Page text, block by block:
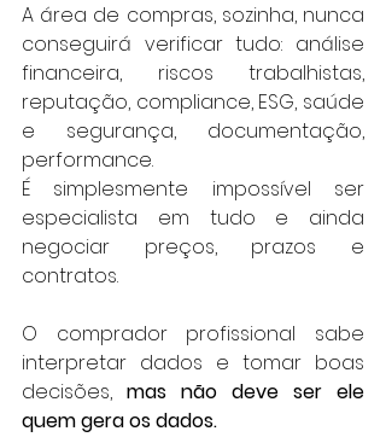
A área de compras, sozinha, nunca
conseguirá verificar tudo: análise
financeira, riscos trabalhistas,
reputação, compliance, ESG, saúde
e segurança, documentação,
performance.
É simplesmente impossível ser
especialista em tudo e ainda
negociar preços, prazos e
contratos.
O comprador profissional sabe
interpretar dados e tomar boas
decisões, mas não deve ser ele
quem gera os dados.